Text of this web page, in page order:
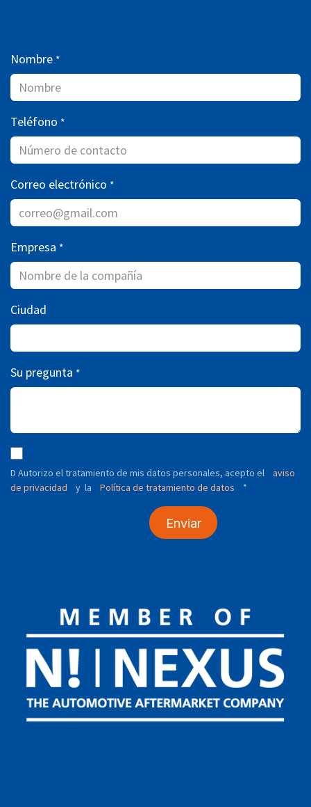
Nombre *
Teléfono *
Correo electrónico *
Empresa *
Ciudad
Su pregunta *
D Autorizo ​​el tratamiento de mis datos personales, acepto el
aviso
de privacidad
y la Política de tratamiento de datos *
Enviar